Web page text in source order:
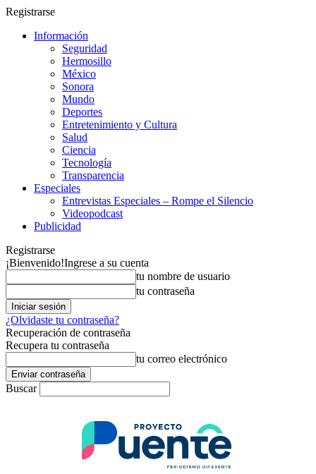
Registrarse
Información
Seguridad
Hermosillo
México
Sonora
Mundo
Deportes
Entretenimiento y Cultura
Salud
Ciencia
Tecnología
Transparencia
Especiales
Entrevistas Especiales – Rompe el Silencio
Videopodcast
Publicidad
Registrarse
¡Bienvenido!Ingrese a su cuenta
tu nombre de usuario
tu contraseña
¿Olvidaste tu contraseña?
Recuperación de contraseña
Recupera tu contraseña
tu correo electrónico
Buscar